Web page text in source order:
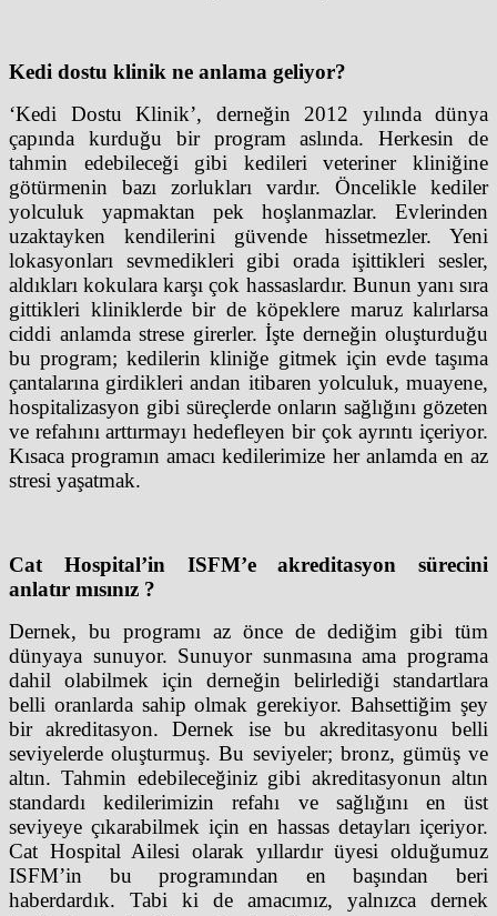
Kedi dostu klinik ne anlama geliyor?
‘Kedi Dostu Klinik’, derneğin 2012 yılında dünya
çapında kurduğu bir program aslında. Herkesin de
tahmin edebileceği gibi kedileri veteriner kliniğine
götürmenin bazı zorlukları vardır. Öncelikle kediler
yolculuk yapmaktan pek hoşlanmazlar. Evlerinden
uzaktayken kendilerini güvende hissetmezler. Yeni
lokasyonları sevmedikleri gibi orada işittikleri sesler,
aldıkları kokulara karşı çok hassaslardır. Bunun yanı sıra
gittikleri kliniklerde bir de köpeklere maruz kalırlarsa
ciddi anlamda strese girerler. İşte derneğin oluşturduğu
bu program; kedilerin kliniğe gitmek için evde taşıma
çantalarına girdikleri andan itibaren yolculuk, muayene,
hospitalizasyon gibi süreçlerde onların sağlığını gözeten
ve refahını arttırmayı hedefleyen bir çok ayrıntı içeriyor.
Kısaca programın amacı kedilerimize her anlamda en az
stresi yaşatmak.
Cat Hospital’in ISFM’e akreditasyon sürecini
anlatır mısınız ?
Dernek, bu programı az önce de dediğim gibi tüm
dünyaya sunuyor. Sunuyor sunmasına ama programa
dahil olabilmek için derneğin belirlediği standartlara
belli oranlarda sahip olmak gerekiyor. Bahsettiğim şey
bir akreditasyon. Dernek ise bu akreditasyonu belli
seviyelerde oluşturmuş. Bu seviyeler; bronz, gümüş ve
altın. Tahmin edebileceğiniz gibi akreditasyonun altın
standardı kedilerimizin refahı ve sağlığını en üst
seviyeye çıkarabilmek için en hassas detayları içeriyor.
Cat Hospital Ailesi olarak yıllardır üyesi olduğumuz
ISFM’in bu programından en başından beri
haberdardık. Tabi ki de amacımız, yalnızca dernek